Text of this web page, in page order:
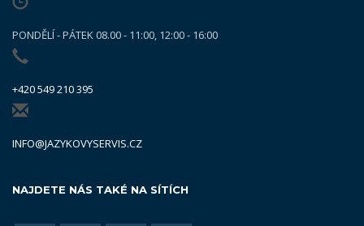
PONDĚLÍ - PÁTEK 08.00 - 11:00, 12:00 - 16:00
+420 549 210 395
INFO@JAZYKOVYSERVIS.CZ
NAJDETE NÁS TAKÉ NA SÍTÍCH